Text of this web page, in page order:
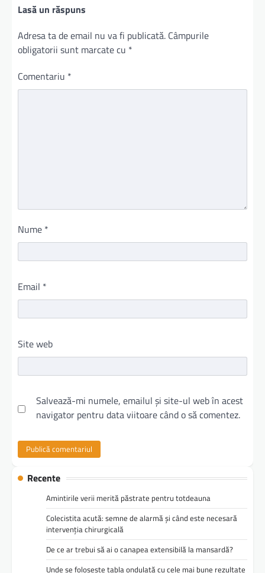
Lasă un răspuns
Adresa ta de email nu va fi publicată. Câmpurile
obligatorii sunt marcate cu *
Comentariu *
Nume *
Email *
Site web
Salvează-mi numele, emailul și site-ul web în acest
navigator pentru data viitoare când o să comentez.
Recente
Amintirile verii merită păstrate pentru totdeauna
Colecistita acută: semne de alarmă și când este necesară
intervenția chirurgicală
De ce ar trebui să ai o canapea extensibilă la mansardă?
Unde se folosește tabla ondulată cu cele mai bune rezultate